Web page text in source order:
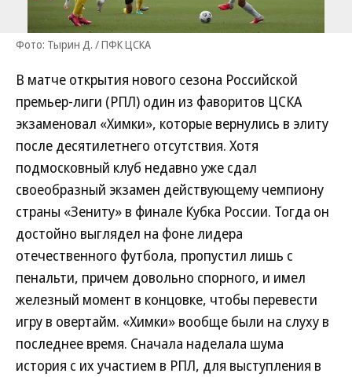
Фото: Тырин Д. / ПФК ЦСКА
В матче открытия нового сезона Российской
премьер-лиги (РПЛ) один из фаворитов ЦСКА
экзаменовал «Химки», которые вернулись в элиту
после десятилетнего отсутствия. Хотя
подмосковный клуб недавно уже сдал
своеобразный экзамен действующему чемпиону
страны «Зениту» в финале Кубка России. Тогда он
достойно выглядел на фоне лидера
отечественного футбола, пропустил лишь с
пенальти, причем довольно спорного, и имел
железный момент в концовке, чтобы перевести
игру в овертайм. «Химки» вообще были на слуху в
последнее время. Сначала наделала шума
история с их участием в РПЛ, для выступления в